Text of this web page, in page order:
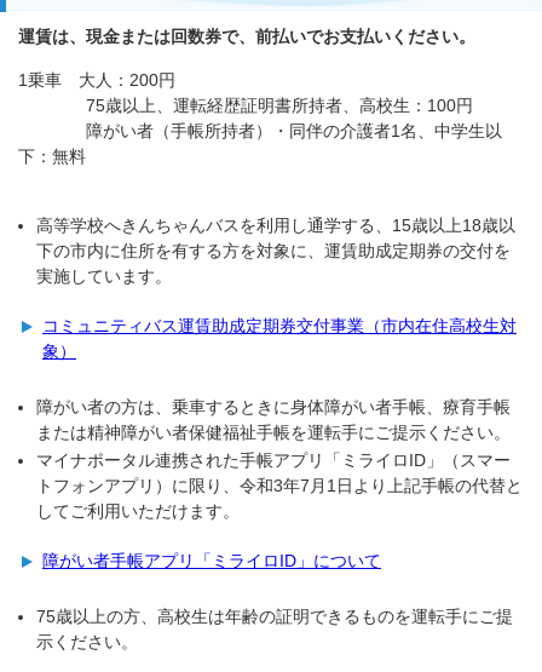
運賃は、現金または回数券で、前払いでお支払いください。
1乗車 大人：200円
75歳以上、運転経歴証明書所持者、高校生：100円
障がい者（手帳所持者）・同伴の介護者1名、中学生以
下：無料
高等学校へきんちゃんバスを利用し通学する、15歳以上18歳以
下の市内に住所を有する方を対象に、運賃助成定期券の交付を
実施しています。
コミュニティバス運賃助成定期券交付事業（市内在住高校生対
象）
障がい者の方は、乗車するときに身体障がい者手帳、療育手帳
または精神障がい者保健福祉手帳を運転手にご提示ください。
マイナポータル連携された手帳アプリ「ミライロID」（スマー
トフォンアプリ）に限り、令和3年7月1日より上記手帳の代替と
してご利用いただけます。
障がい者手帳アプリ「ミライロID」について
75歳以上の方、高校生は年齢の証明できるものを運転手にご提
示ください。